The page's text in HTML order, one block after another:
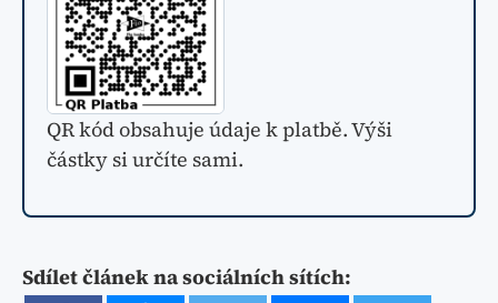
QR kód obsahuje údaje k platbě. Výši
částky si určíte sami.
Sdílet článek na sociálních sítích: